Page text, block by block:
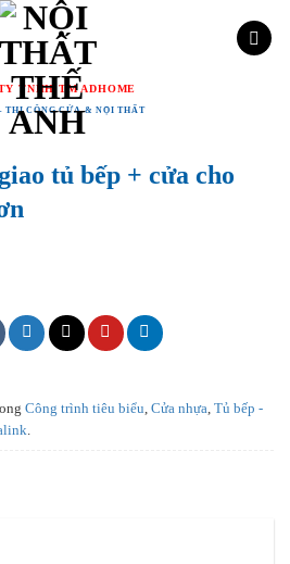
TNHH TM ADHOME
THI CÔNG CỬA & NỘI THẤT
tủ bếp + cửa cho
Công trình tiêu biểu, Cửa nhựa, Tủ bếp -
.